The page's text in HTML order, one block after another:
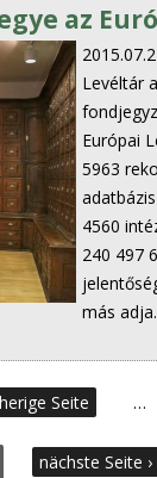
az
Levéltár
Európai
5963
4560
240 497
más adja.
Seite …
nächste Seite ›